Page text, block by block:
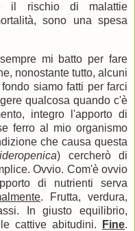
il rischio di malattie
sono una spesa
mi batto per fare
nonostante tutto, alcuni
siamo fatti per farci
qualcosa quando c'è
integro l'apporto di
ferro al mio organismo
che causa questa
) cercherò di
Ovvio. Com'è ovvio
di nutrienti serva
. Frutta, verdura,
In giusto equilibrio,
cattive abitudini.
Fine.